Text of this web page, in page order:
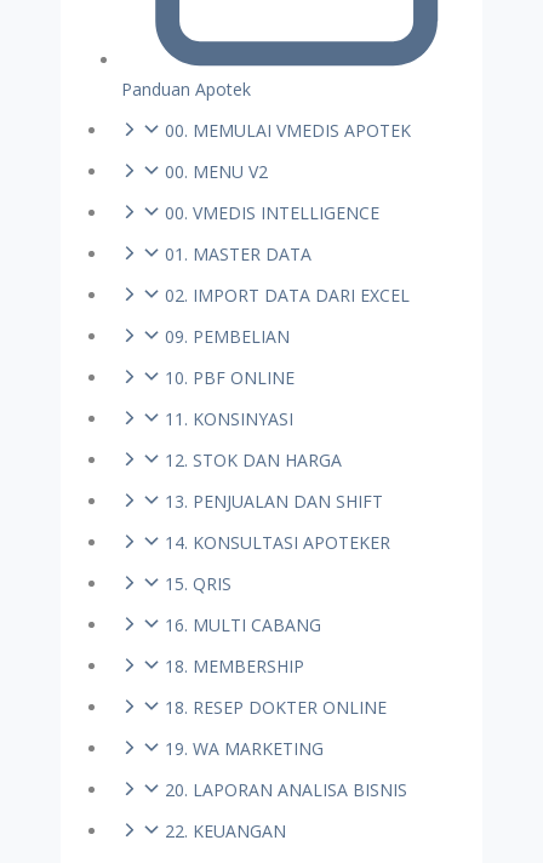
Panduan Apotek
00. MEMULAI VMEDIS APOTEK
00. MENU V2
00. VMEDIS INTELLIGENCE
01. MASTER DATA
02. IMPORT DATA DARI EXCEL
09. PEMBELIAN
10. PBF ONLINE
11. KONSINYASI
12. STOK DAN HARGA
13. PENJUALAN DAN SHIFT
14. KONSULTASI APOTEKER
15. QRIS
16. MULTI CABANG
18. MEMBERSHIP
18. RESEP DOKTER ONLINE
19. WA MARKETING
20. LAPORAN ANALISA BISNIS
22. KEUANGAN